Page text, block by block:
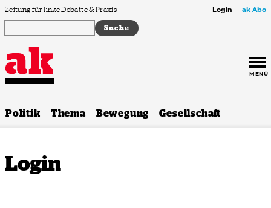
Zum Inhalt springen
Zeitung für linke Debatte & Praxis Login ak Abo
MENÜ
Politik Thema Bewegung Gesellschaft
Login